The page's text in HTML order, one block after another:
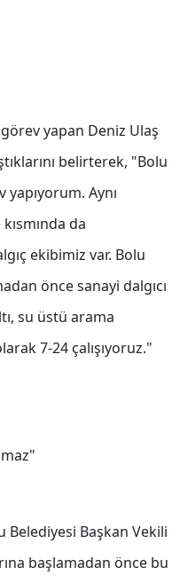
yapan Deniz Ulaş
belirterek, "Bolu
Aynı
da
ekibimiz var. Bolu
önce sanayi dalgıcı
su üstü arama
7-24 çalışıyoruz."
Belediyesi Başkan Vekili
başlamadan önce bu